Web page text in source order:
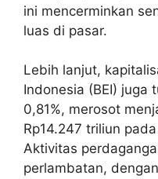
ini mencerminkan
luas di pasar.
Lebih lanjut,
Indonesia (BEI) juga
0,81%, merosot
Rp14.247 triliun
Aktivitas
perlambatan,